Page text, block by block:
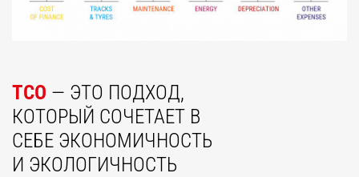
TCO — ЭТО ПОДХОД,
КОТОРЫЙ СОЧЕТАЕТ В
СЕБЕ ЭКОНОМИЧНОСТЬ
И ЭКОЛОГИЧНОСТЬ